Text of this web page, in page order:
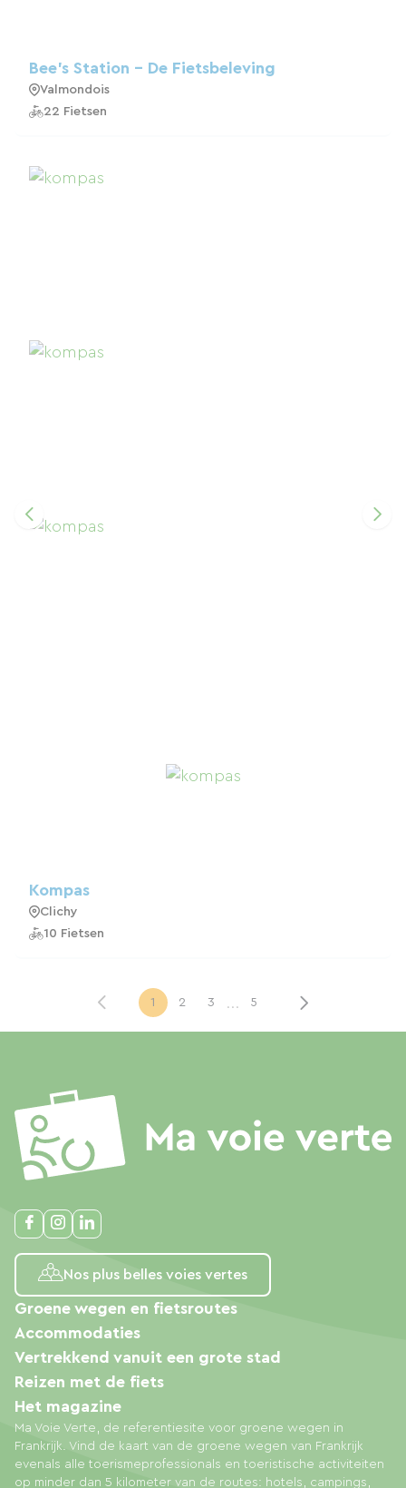
Bee's Station - De Fietsbeleving
Valmondois
22 Fietsen
Kompas
Clichy
10 Fietsen
1 2 3 5
Nos plus belles voies vertes
Ma Voie Verte, de referentiesite voor groene wegen in
Frankrijk. Vind de kaart van de groene wegen van Frankrijk
evenals alle toerismeprofessionals en toeristische activiteiten
op minder dan 5 kilometer van de routes: hotels, campings,
Groene wegen en fietsroutes
Accommodaties
Vertrekkend vanuit een grote stad
Reizen met de fiets
Het magazine